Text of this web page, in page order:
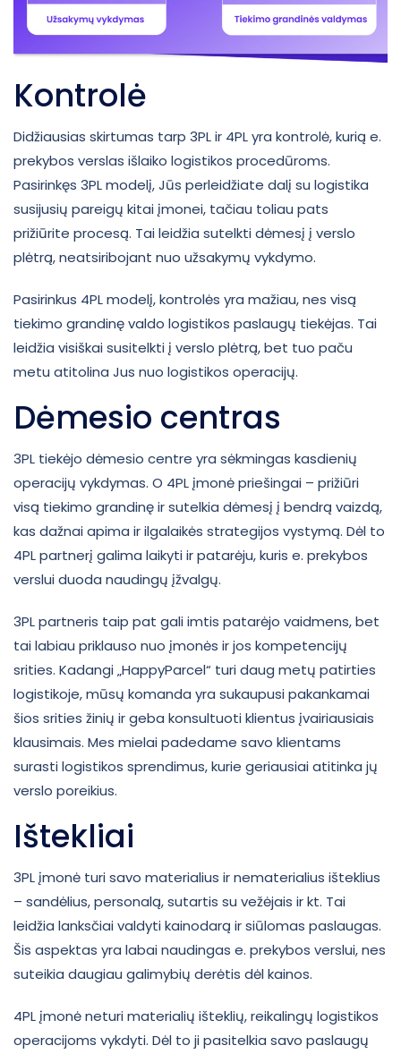
Kontrolė
Didžiausias skirtumas tarp 3PL ir 4PL yra kontrolė, kurią e.
prekybos verslas išlaiko logistikos procedūroms.
Pasirinkęs 3PL modelį, Jūs perleidžiate dalį su logistika
susijusių pareigų kitai įmonei, tačiau toliau pats
prižiūrite procesą. Tai leidžia sutelkti dėmesį į verslo
plėtrą, neatsiribojant nuo užsakymų vykdymo.
Pasirinkus 4PL modelį, kontrolės yra mažiau, nes visą
tiekimo grandinę valdo logistikos paslaugų tiekėjas. Tai
leidžia visiškai susitelkti į verslo plėtrą, bet tuo paču
metu atitolina Jus nuo logistikos operacijų.
Dėmesio centras
3PL tiekėjo dėmesio centre yra sėkmingas kasdienių
operacijų vykdymas. O 4PL įmonė priešingai – prižiūri
visą tiekimo grandinę ir sutelkia dėmesį į bendrą vaizdą,
kas dažnai apima ir ilgalaikės strategijos vystymą. Dėl to
4PL partnerį galima laikyti ir patarėju, kuris e. prekybos
verslui duoda naudingų įžvalgų.
3PL partneris taip pat gali imtis patarėjo vaidmens, bet
tai labiau priklauso nuo įmonės ir jos kompetencijų
srities. Kadangi „HappyParcel“ turi daug metų patirties
logistikoje, mūsų komanda yra sukaupusi pakankamai
šios srities žinių ir geba konsultuoti klientus įvairiausiais
klausimais. Mes mielai padedame savo klientams
surasti logistikos sprendimus, kurie geriausiai atitinka jų
verslo poreikius.
Ištekliai
3PL įmonė turi savo materialius ir nematerialius išteklius
– sandėlius, personalą, sutartis su vežėjais ir kt. Tai
leidžia lanksčiai valdyti kainodarą ir siūlomas paslaugas.
Šis aspektas yra labai naudingas e. prekybos verslui, nes
suteikia daugiau galimybių derėtis dėl kainos.
4PL įmonė neturi materialių išteklių, reikalingų logistikos
operacijoms vykdyti. Dėl to ji pasitelkia savo paslaugų